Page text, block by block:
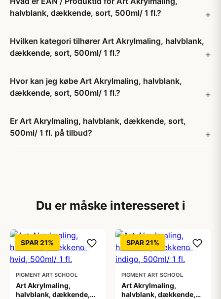
halvblank, dækkende, sort, 500ml/ 1 fl.?
Hvilken kategori tilhører Art Akrylmaling, halvblank,
dækkende, sort, 500ml/ 1 fl.?
Hvor kan jeg købe Art Akrylmaling, halvblank,
dækkende, sort, 500ml/ 1 fl.?
Er Art Akrylmaling, halvblank, dækkende, sort,
500ml/ 1 fl. på tilbud?
Du er måske interesseret i
SPAR 21%
PIGMENT ART SCHOOL
Art Akrylmaling,
halvblank, dækkende,
SPAR 21%
PIGMENT ART SCHOOL
Art Akrylmaling,
halvblank, dækkende,